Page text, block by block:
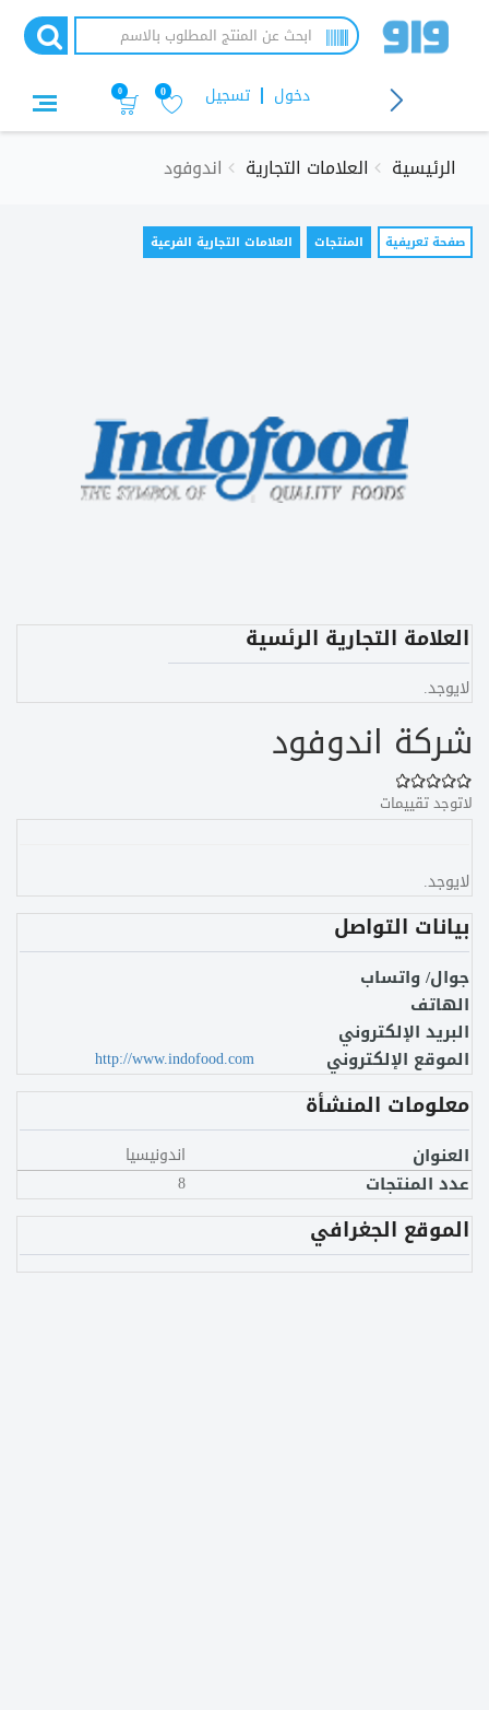
تسجيل دخول 0
0
الرئيسية العلامات التجارية اندوفود
التبويبات
صفحة تعريفية (علامة
التبويب
المنتجات العلامات التجارية الفرعية
العلامة التجارية الرئسية
لايوجد.
شركة اندوفود
لاتوجد تقييمات
لايوجد.
بيانات التواصل
جوال/ واتساب
الهاتف
البريد الإلكتروني
الموقع الإلكتروني
http://www.indofood.com
معلومات المنشأة
العنوان اندونيسيا
عدد المنتجات 8
الموقع الجغرافي